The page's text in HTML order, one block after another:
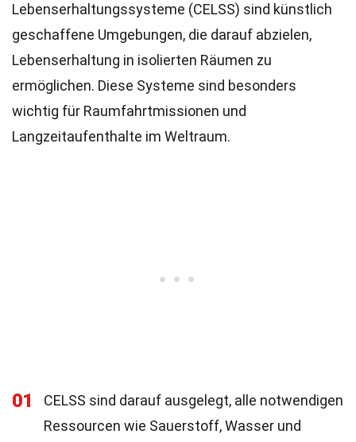
Lebenserhaltungssysteme (CELSS) sind künstlich
geschaffene Umgebungen, die darauf abzielen,
Lebenserhaltung in isolierten Räumen zu
ermöglichen. Diese Systeme sind besonders
wichtig für Raumfahrtmissionen und
Langzeitaufenthalte im Weltraum.
01
CELSS sind darauf ausgelegt, alle notwendigen
Ressourcen wie Sauerstoff, Wasser und